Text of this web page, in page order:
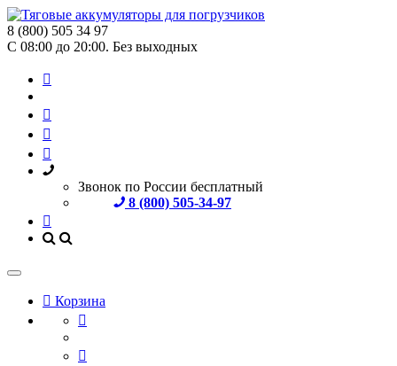
8 (800) 505 34 97
С 08:00 до 20:00. Без выходных
Звонок по России бесплатный
8 (800) 505-34-97
Корзина